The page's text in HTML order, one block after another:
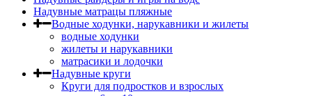
Надувные матрацы пляжные
Водные ходунки, нарукавники и жилеты
водные ходунки
жилеты и нарукавники
матрасики и лодочки
Надувные круги
Круги для подростков и взрослых